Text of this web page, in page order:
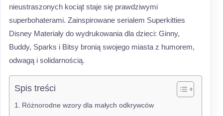
nieustraszonych kociąt staje się prawdziwymi
superbohaterami. Zainspirowane serialem Superkitties
Disney Materiały do wydrukowania dla dzieci: Ginny,
Buddy, Sparks i Bitsy bronią swojego miasta z humorem,
odwagą i solidarnością.
Spis treści
Różnorodne wzory dla małych odkrywców